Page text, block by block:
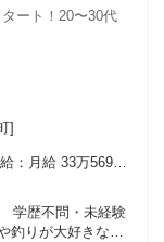
ート！20〜30代
]
：月給 33万5690
なし 全員に一律で
学歴不問・未経験